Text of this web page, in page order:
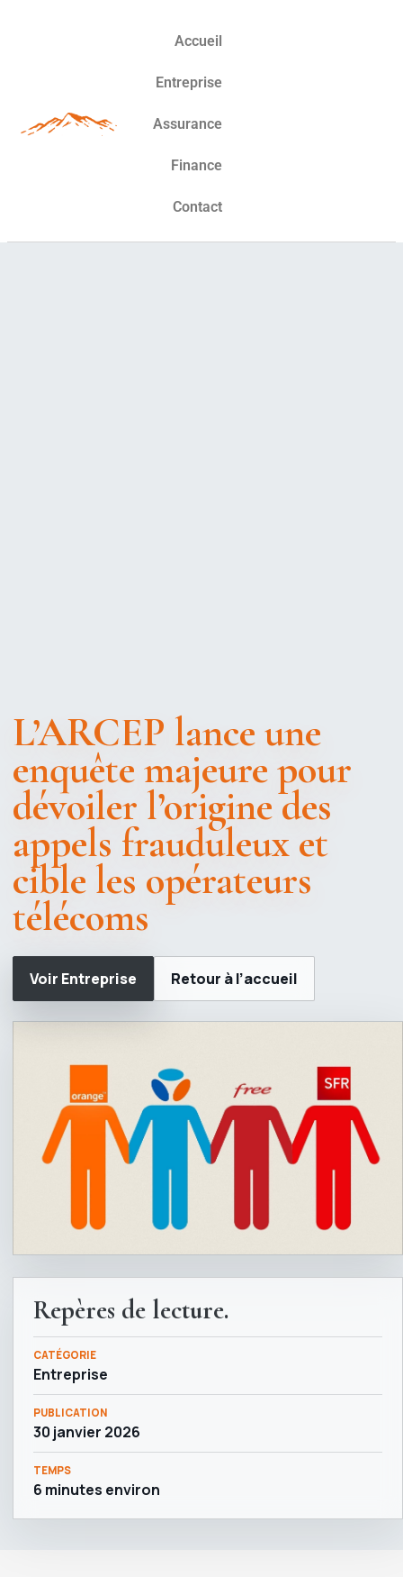
Accueil
Entreprise
Assurance
Finance
Contact
L’ARCEP lance une
enquête majeure pour
dévoiler l’origine des
appels frauduleux et
cible les opérateurs
télécoms
Voir Entreprise Retour à l’accueil
Repères de lecture.
CATÉGORIE
Entreprise
PUBLICATION
30 janvier 2026
TEMPS
6 minutes environ